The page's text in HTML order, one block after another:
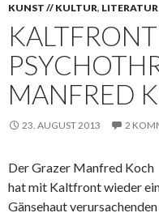
KUNST // KULTUR, LITERATUR
MANFRED
23. AUGUST 2013 2
Der Grazer Manfred Koch
hat mit Kaltfront wieder
Gänsehaut verursachenden